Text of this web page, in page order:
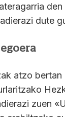
dute
atzo
zuen